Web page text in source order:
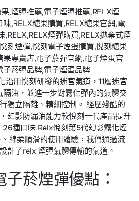
沿用悅刻研發的迷宮氣道，11層迷宮
隔油，並進一步對霧化彈內的氣體交
獨立隔離、精細控制。 經歷殘酷的
幻影防漏油能力較悅刻一代產品提升
種口味 Relx悅刻第5代幻影霧化煙
綿柔順滑的使用體驗，我們通過流
計了relx 煙彈氣體傳輸的氣道。
菸煙彈優點：